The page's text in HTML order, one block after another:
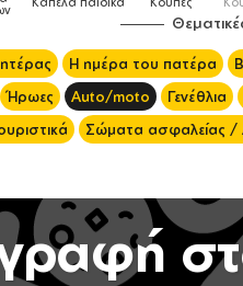
χρωματιστές μεταλλικές
Η ημέρα του πατέρα
Ήρωες Auto/moto Γενέθλια
Σώματα ασφαλείας /